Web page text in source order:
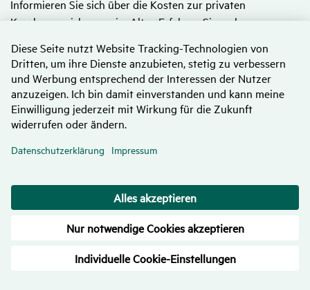
Informieren Sie sich über die Kosten zur privaten
Krankenversicherung im Alter. Erfahren Sie mehr zu
PKV im Alter
Private Kran­ken­ver­si­che­rung: Kosten
Wer die Kosten zur Krankenversicherung senken möchte,
als gesetzlich Versicherter kaum eine Chance
vom Gesetzgeber vorgegeben, zudem können